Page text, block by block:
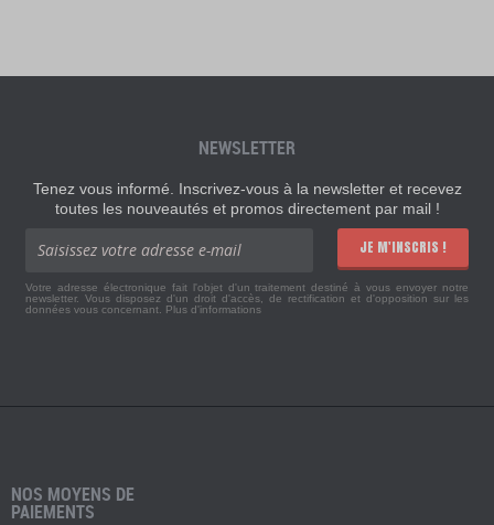
NEWSLETTER
Tenez vous informé. Inscrivez-vous à la newsletter et recevez
toutes les nouveautés et promos directement par mail !
JE M'INSCRIS !
Votre adresse électronique fait l'objet d'un traitement destiné à vous envoyer notre
newsletter. Vous disposez d'un droit d'accès, de rectification et d'opposition sur les
données vous concernant. Plus d'informations
NOS MOYENS DE
PAIEMENTS